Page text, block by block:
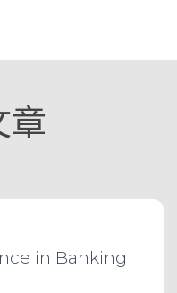
章
in Banking